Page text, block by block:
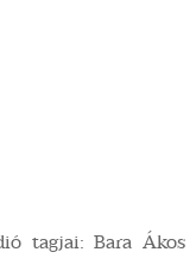
tagjai: Bara Ákos